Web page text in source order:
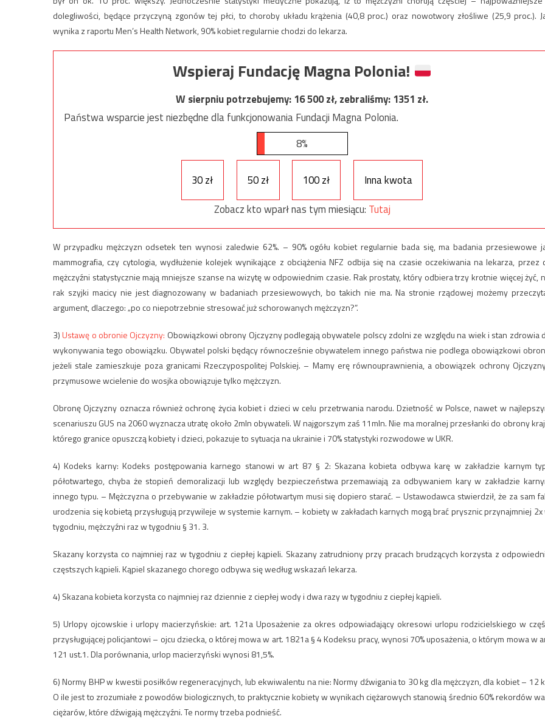
dolegliwości, będące przyczyną zgonów tej płci, to choroby układu krążenia (40,8 proc.) oraz nowotwory złośliwe (25,9 proc.).
wynika z raportu Men’s Health Network, 90% kobiet regularnie chodzi do lekarza.
Wspieraj Fundację Magna Polonia!
W sierpniu potrzebujemy:16 500zł, zebraliśmy:1351 zł.
Państwa wsparcie jest niezbędne dla funkcjonowania Fundacji Magna Polonia.
8%
30 zł 50 zł 100 zł
Inna kwota
Zobacz kto wparł nas tym miesiącu: Tutaj
W przypadku mężczyzn odsetek ten wynosi zaledwie 62%. – 90% ogółu kobiet regularnie bada się, ma badania przesiewowe
mammografia, czy cytologia, wydłużenie kolejek wynikające z obciążenia NFZ odbija się na czasie oczekiwania na lekarza, przez
mężczyźni statystycznie mają mniejsze szanse na wizytę w odpowiednim czasie. Rak prostaty, który odbiera trzy krotnie więcej żyć,
rak szyjki macicy nie jest diagnozowany w badaniach przesiewowych, bo takich nie ma. Na stronie rządowej możemy
argument, dlaczego: „po co niepotrzebnie stresować już schorowanych mężczyzn?”.
3)Ustawę o obronie Ojczyzny: Obowiązkowi obrony Ojczyzny podlegają obywatele polscy zdolni ze względu na wiek i stan zdrowia
wykonywania tego obowiązku. Obywatel polski będący równocześnie obywatelem innego państwa nie podlega obowiązkowi
jeżeli stale zamieszkuje poza granicami Rzeczypospolitej Polskiej. – Mamy erę równouprawnienia, a obowiązek ochrony
przymusowe wcielenie do wosjka obowiązuje tylko mężczyzn.
Obronę Ojczyzny oznacza również ochronę życia kobiet i dzieci w celu przetrwania narodu. Dzietność w Polsce, nawet w
scenariuszu GUS na 2060 wyznacza utratę około 2mln obywateli. W najgorszym zaś 11mln. Nie ma moralnej przesłanki do obrony
którego granice opuszczą kobiety i dzieci, pokazuje to sytuacja na ukrainie i 70% statystyki rozwodowe w UKR.
4) Kodeks karny: Kodeks postępowania karnego stanowi w art 87 § 2: Skazana kobieta odbywa karę w zakładzie karnym
półotwartego, chyba że stopień demoralizacji lub względy bezpieczeństwa przemawiają za odbywaniem kary w zakładzie
innego typu. – Mężczyzna o przebywanie w zakładzie półotwartym musi się dopiero starać. – Ustawodawca stwierdził, że za sam
urodzenia się kobietą przysługują przywileje w systemie karnym. – kobiety w zakładach karnych mogą brać prysznic przynajmniej 2x
tygodniu, mężczyźni raz w tygodniu § 31. 3.
Skazany korzysta co najmniej raz w tygodniu z ciepłej kąpieli. Skazany zatrudniony przy pracach brudzących korzysta z
częstszych kąpieli. Kąpiel skazanego chorego odbywa się według wskazań lekarza.
4) Skazana kobieta korzysta co najmniej raz dziennie z ciepłej wody i dwa razy w tygodniu z ciepłej kąpieli.
5) Urlopy ojcowskie i urlopy macierzyńskie: art. 121a Uposażenie za okres odpowiadający okresowi urlopu rodzicielskiego w
przysługującej policjantowi – ojcu dziecka, o której mowa w art. 1821a § 4 Kodeksu pracy, wynosi 70% uposażenia, o którym mowa w
121 ust.1. Dla porównania, urlop macierzyński wynosi 81,5%.
6) Normy BHP w kwestii posiłków regeneracyjnych, lub ekwiwalentu na nie: Normy dźwigania to 30 kg dla mężczyzn, dla kobiet – 12
O ile jest to zrozumiałe z powodów biologicznych, to praktycznie kobiety w wynikach ciężarowych stanowią średnio 60% rekordów
ciężarów, które dźwigają mężczyźni. Te normy trzeba podnieść.